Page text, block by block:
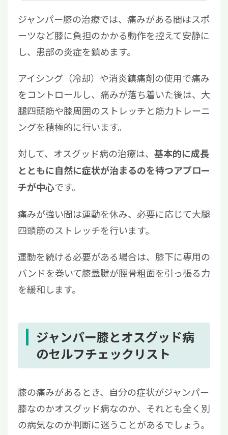
ジャンパー膝の治療では、痛みがある間はスポ
ーツなど膝に負担のかかる動作を控えて安静に
し、患部の炎症を鎮めます。
アイシング（冷却）や消炎鎮痛剤の使用で痛み
をコントロールし、痛みが落ち着いた後は、大
腿四頭筋や膝周囲のストレッチと筋力トレーニ
ングを積極的に行います。
対して、オスグッド病の治療は、 基本的に成長
とともに自然に症状が治まるのを待つアプロー
チが中心です。
痛みが強い間は運動を休み、必要に応じて大腿
四頭筋のストレッチを行います。
運動を続ける必要がある場合は、膝下に専用の
バンドを巻いて膝蓋腱が脛骨粗面を引っ張る力
を緩和します。
ジャンパー膝とオスグッド病
のセルフチェックリスト
膝の痛みがあるとき、自分の症状がジャンパー
膝なのかオスグッド病なのか、それとも全く別
の病気なのか判断に迷うことがあるでしょう。